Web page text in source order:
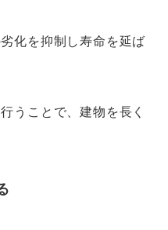
化を抑制し寿命を延ば
うことで、建物を長く